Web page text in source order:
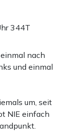
344T
nach
und einmal
um, seit
NIE einfach